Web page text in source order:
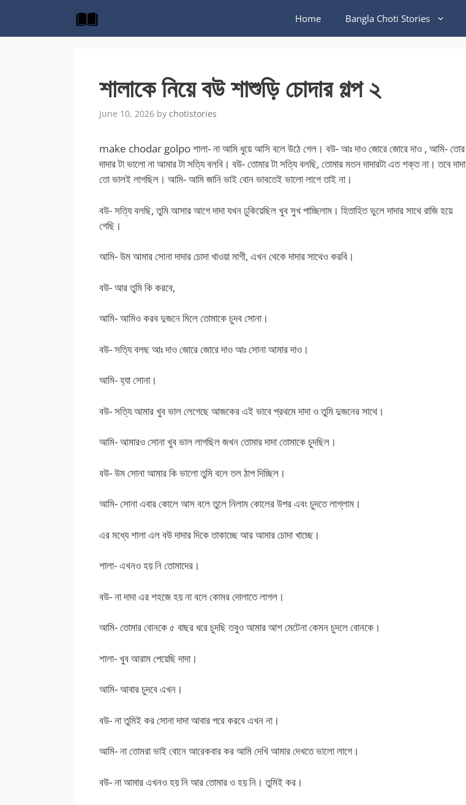
content
Home Bangla Choti Stories
শালাকে নিয়ে বউ শাশুড়ি চোদার গল্প ২
June 10, 2026 by chotistories
make chodar golpo শালা- না আমি ধুয়ে আসি বলে উঠে গেল। বউ- আঃ দাও জোরে জোরে দাও , আমি- তোর
দাদার টা ভালো না আমার টা সত্যি বলবি। বউ- তোমার টা সত্যি বলছি, তোমার মতন দাদারটা এত শক্ত না। তবে দাদা
তো ভালই লাগছিল। আমি- আমি জানি ভাই বোন ভাবতেই ভালো লাগে তাই না।
বউ- সত্যি বলছি, তুমি আসার আগে দাদা যখন ঢুকিয়েছিল খুব সুখ পাচ্ছিলাম। হিতাহিত ভুলে দাদার সাথে রাজি হয়ে
গেছি।
আমি- উম আমার সোনা দাদার চোদা খাওয়া মাগী, এখন থেকে দাদার সাথেও করবি।
বউ- আর তুমি কি করবে,
আমি- আমিও করব দুজনে মিলে তোমাকে চুদব সোনা।
বউ- সত্যি বলছ আঃ দাও জোরে জোরে দাও আঃ সোনা আমার দাও।
আমি- হ্যা সোনা।
বউ- সত্যি আমার খুব ভাল লেগেছে আজকের এই ভাবে প্রথমে দাদা ও তুমি দুজনের সাথে।
আমি- আমারও সোনা খুব ভাল লাগছিল জখন তোমার দাদা তোমাকে চুদছিল।
বউ- উম সোনা আমার কি ভালো তুমি বলে তল ঠাপ দিচ্ছিল।
আমি- সোনা এবার কোলে আস বলে তুলে নিলাম কোলের উপর এবং চুদতে লাগ্লাম।
এর মধ্যে শালা এল বউ দাদার দিকে তাকাচ্ছে আর আমার চোদা খাচ্ছে।
শালা- এখনও হয় নি তোমাদের।
বউ- না দাদা এর শহজে হয় না বলে কোমর দোলাতে লাগল।
আমি- তোমার বোনকে ৫ বাছর ধরে চুদছি তবুও আমার আশ মেটেনা কেমন চুদলে বোনকে।
শালা- খুব আরাম পেয়েছি দাদা।
আমি- আবার চুদবে এখন।
বউ- না তুমিই কর সোনা দাদা আবার পরে করবে এখন না।
আমি- না তোমরা ভাই বোনে আরেকবার কর আমি দেখি আমার দেখতে ভালো লাগে।
বউ- না আমার এখনও হয় নি আর তোমার ও হয় নি। তুমিই কর।